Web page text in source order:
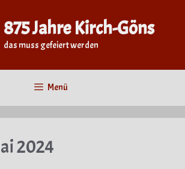
875 Jahre Kirch-Göns
das muss gefeiert werden
Menü
2024